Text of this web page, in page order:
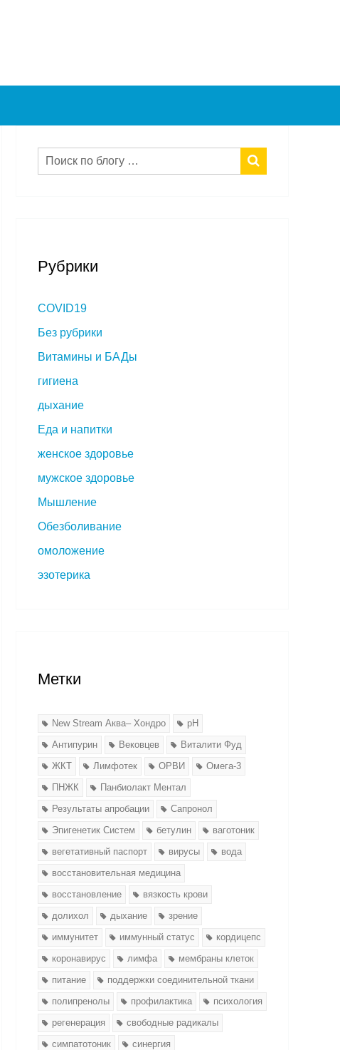
Рубрики
COVID19
Без рубрики
Витамины и БАДы
гигиена
дыхание
Еда и напитки
женское здоровье
мужское здоровье
Мышление
Обезболивание
омоложение
эзотерика
Метки
New Stream Аква– Хондро
pH
Антипурин
Вековцев
Виталити Фуд
ЖКТ
Лимфотек ОРВИ
Омега-3
ПНЖК
Панбиолакт Ментал
Результаты апробации
Сапронол
Эпигенетик Систем
бетулин
ваготоник
вегетативный паспорт
вирусы
вода
восстановительная медицина
восстановление
вязкость крови
долихол
дыхание
зрение
иммунитет
иммунный статус
кордицепс
коронавирус
лимфа
мембраны клеток
питание
поддержки соединительной ткани
полипренолы
профилактика
психология
регенерация
свободные радикалы
симпатотоник
синергия